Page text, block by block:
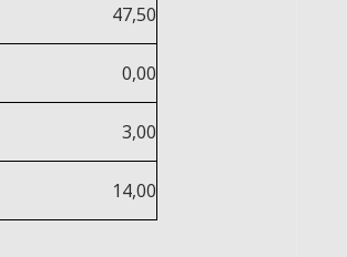
47,50
0,00
3,00
14,00